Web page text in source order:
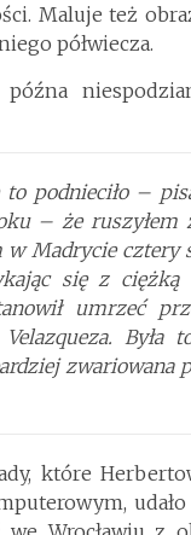
Maluje też
półwiecza.
podnieciło –
– że ruszyłem
w Madrycie cztery
się z ciężką
umrzeć
Była
zwariowana
które